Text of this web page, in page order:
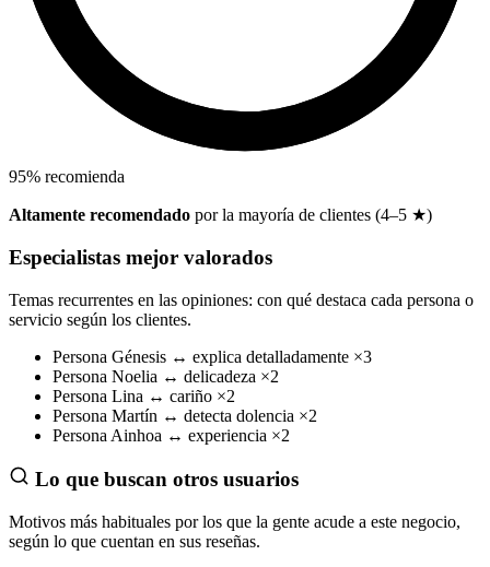
95% recomienda
Altamente recomendado por la mayoría de clientes (4–5 ★)
Especialistas mejor valorados
Temas recurrentes en las opiniones: con qué destaca cada persona o
servicio según los clientes.
Persona Génesis ↔ explica detalladamente ×3
Persona Noelia ↔ delicadeza ×2
Persona Lina ↔ cariño ×2
Persona Martín ↔ detecta dolencia ×2
Persona Ainhoa ↔ experiencia ×2
Lo que buscan otros usuarios
Motivos más habituales por los que la gente acude a este negocio,
según lo que cuentan en sus reseñas.